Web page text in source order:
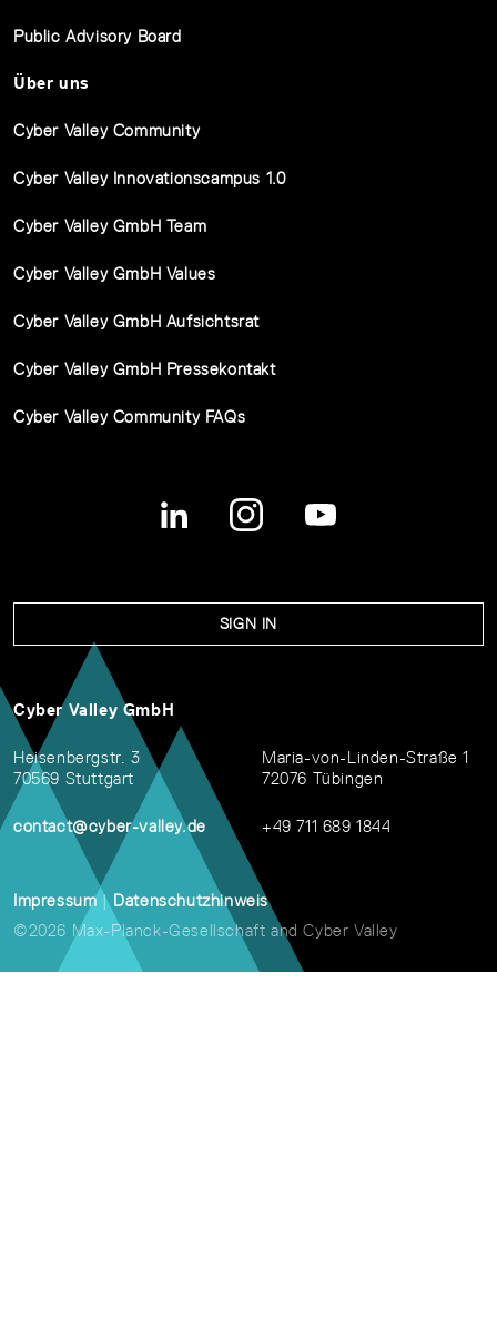
Public Advisory Board
Über uns
Cyber Valley Community
Cyber Valley Innovationscampus 1.0
Cyber Valley GmbH Team
Cyber Valley GmbH Values
Cyber Valley GmbH Aufsichtsrat
Cyber Valley GmbH Pressekontakt
Cyber Valley Community FAQs
SIGN IN
Cyber Valley GmbH
Heisenbergstr. 3
70569 Stuttgart
contact@cyber-valley.de
Maria-von-Linden-Straße 1
72076 Tübingen
+49 711 689 1844
Impressum | Datenschutzhinweis
©2026 Max-Planck-Gesellschaft and Cyber Valley